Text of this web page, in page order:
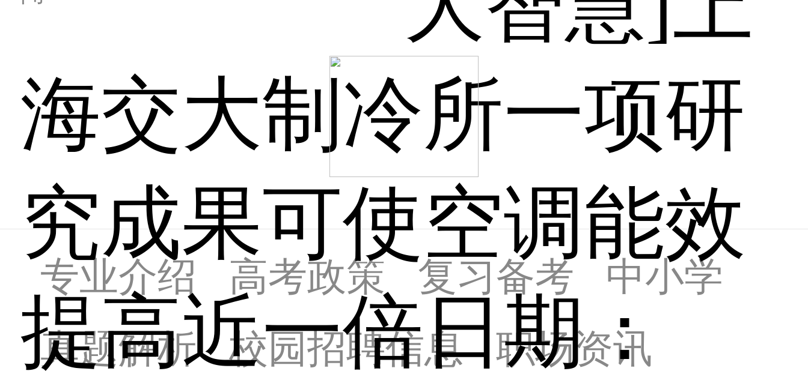
海交大制冷所一项研
究成果可使空调能效
提高近一倍日期：
专业介绍 高考政策 复习备考
中小学
真题解析
校园招聘信息
职场资讯